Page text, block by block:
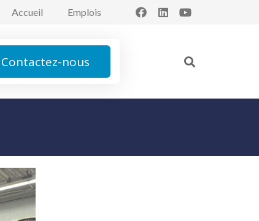
Accueil Emplois
Contactez-nous